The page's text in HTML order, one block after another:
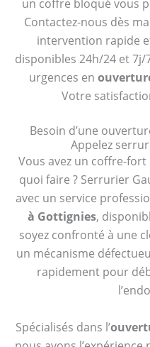
un coffre bloqué vous
Contactez-nous dès
intervention rapide
disponibles 24h/24 et
urgences en
Votre
Besoin d’une
Appelez
Vous avez un coffre-fort
quoi faire ? Serrurier
avec un service
à Gottignies,
soyez confronté à une
un mécanisme
rapidement pour
Spécialisés dans l’